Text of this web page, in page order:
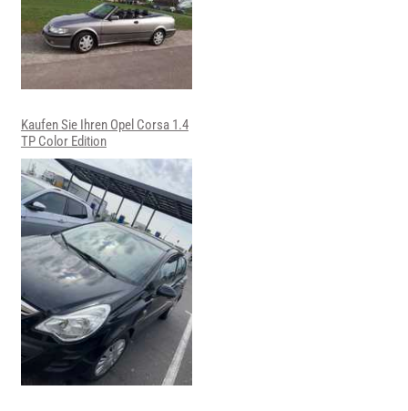
Kaufen Sie Ihren Opel Corsa 1.4
TP Color Edition